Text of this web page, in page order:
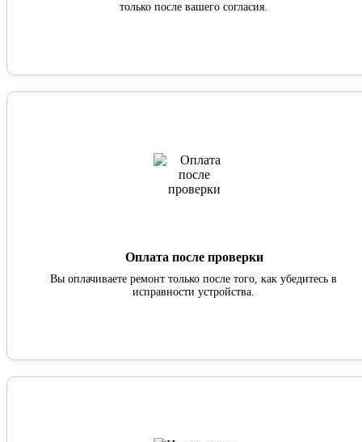
только после вашего согласия.
Оплата после проверки
Вы оплачиваете ремонт только после того, как убедитесь в
исправности устройства.